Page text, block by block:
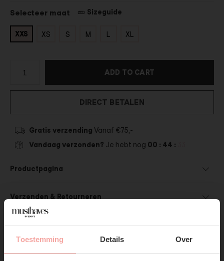
Toestemming Details Over
SUBSCRIBE NOW & GET
Selecteer maat Sizeguide
XXS XS S M L XL
ADD TO CART
DIRECT BETALEN
Gratis verzending Vanaf €75,-
Vandaag verzonden? Je hebt nog 00 : 44 :
Productpagina
Verzenden & Retourneren